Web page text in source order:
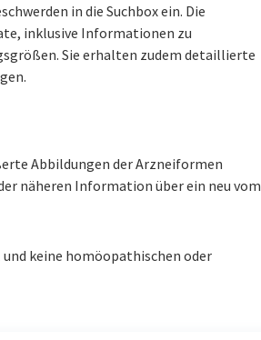
in die Suchbox ein. Die
inklusive Informationen zu
Sie erhalten zudem detaillierte
Abbildungen der Arzneiformen
näheren Information über ein neu vom
keine homöopathischen oder